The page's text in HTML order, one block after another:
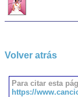
Volver atrás
Para citar esta
https://